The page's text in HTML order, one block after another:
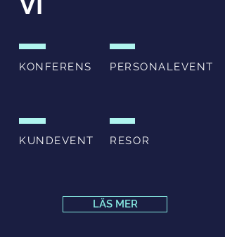
KUNDEVENT
PERSONALEVENT
RESOR
KONFERENS
LÄS MER